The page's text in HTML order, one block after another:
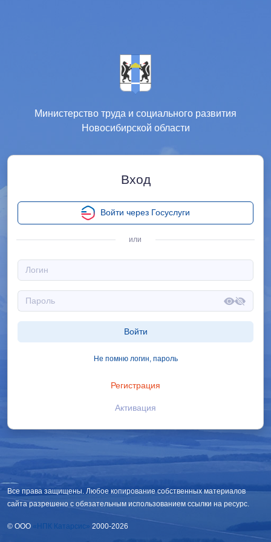
Министерство труда и социального развития
Новосибирской области
Вход
Войти через Госуслуги
или
Войти
Не помню логин, пароль
Регистрация
Активация
Все права защищены. Любое копирование собственных материалов
сайта разрешено с обязательным использованием ссылки на ресурс.
© OOO «НПК Катарсис» 2000-2026